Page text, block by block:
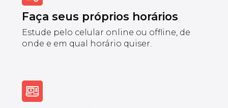
Faça seus próprios horários
Estude pelo celular online ou offline, de
onde e em qual horário quiser.